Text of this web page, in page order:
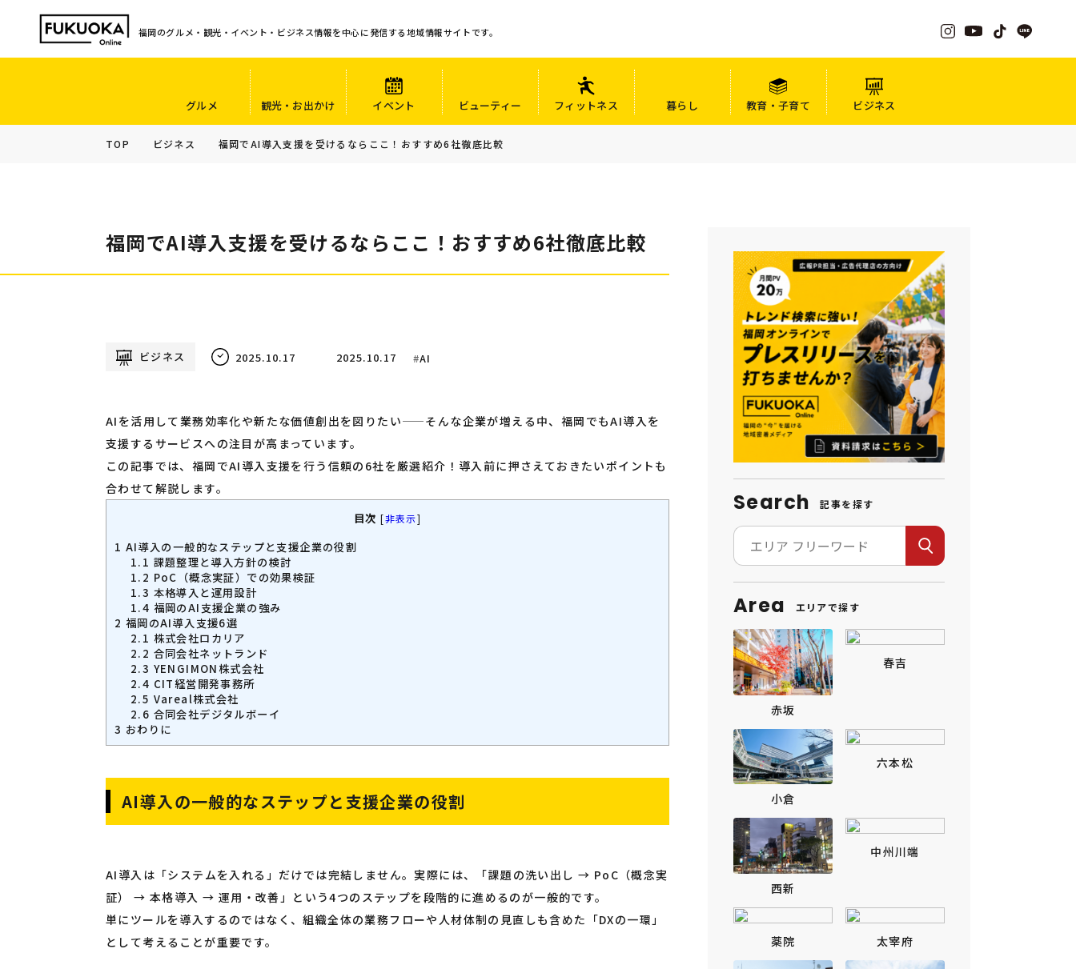
福岡のグルメ・観光・イベント・ビジネス情報を中心に発信する地域情報サイトです。
グルメ 観光・お出かけ イベント ビューティー フィットネス 暮らし 教育・子育て ビジネス
TOP ビジネス 福岡でAI導入支援を受けるならここ！おすすめ6社徹底比較
福岡でAI導入支援を受けるならここ！おすすめ6社徹底比較
ビジネス 2025.10.17 2025.10.17 AI
AIを活用して業務効率化や新たな価値創出を図りたい——そんな企業が増える中、福岡でもAI導入を
支援するサービスへの注目が高まっています。
この記事では、福岡でAI導入支援を行う信頼の6社を厳選紹介！導入前に押さえておきたいポイントも
合わせて解説します。
目次 [非表示]
1 AI導入の一般的なステップと支援企業の役割
1.1 課題整理と導入方針の検討
1.2 PoC（概念実証）での効果検証
1.3 本格導入と運用設計
1.4 福岡のAI支援企業の強み
2 福岡のAI導入支援6選
2.1 株式会社ロカリア
2.2 合同会社ネットランド
2.3 YENGIMON株式会社
2.4 CIT経営開発事務所
2.5 Vareal株式会社
2.6 合同会社デジタルボーイ
3 おわりに
AI導入の一般的なステップと支援企業の役割
AI導入は「システムを入れる」だけでは完結しません。実際には、「課題の洗い出し → PoC（概念実
証） → 本格導入 → 運用・改善」という4つのステップを段階的に進めるのが一般的です。
単にツールを導入するのではなく、組織全体の業務フローや人材体制の見直しも含めた「DXの一環」
として考えることが重要です。
Search 記事を探す
Area エリアで探す
赤坂
春吉
小倉
六本松
西新
中州川端
薬院 太宰府